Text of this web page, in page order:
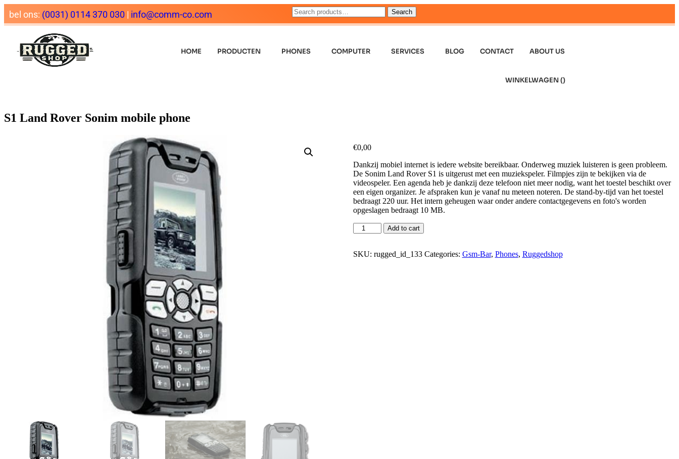
bel ons: (0031) 0114 370 030 | info@comm-co.com Search
HOME PRODUCTEN PHONES COMPUTER SERVICES BLOG CONTACT ABOUT US
WINKELWAGEN ()
S1 Land Rover Sonim mobile phone
€0,00
Dankzij mobiel internet is iedere website bereikbaar. Onderweg muziek luisteren is geen probleem.
De Sonim Land Rover S1 is uitgerust met een muziekspeler. Filmpjes zijn te bekijken via de
videospeler. Een agenda heb je dankzij deze telefoon niet meer nodig, want het toestel beschikt over
een eigen organizer. Je afspraken kun je vanaf nu meteen noteren. De stand-by-tijd van het toestel
bedraagt 220 uur. Het intern geheugen waar onder andere contactgegevens en foto's worden
opgeslagen bedraagt 10 MB.
Add to cart
SKU: rugged_id_133 Categories: Gsm-Bar, Phones, Ruggedshop